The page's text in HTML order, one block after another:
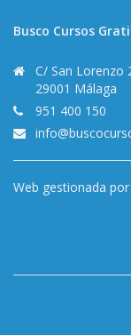
Busco Cursos
C/ San Lorenzo
29001 Málaga
951 400 150
Web gestionada